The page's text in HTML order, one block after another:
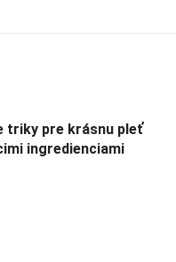
triky pre krásnu pleť
ingredienciami